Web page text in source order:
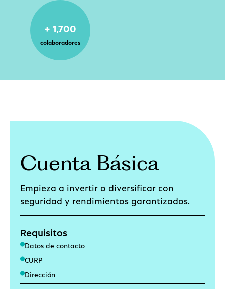
+ 1,700
colaboradores
Cuenta Básica
Empieza a invertir o diversificar con
seguridad y rendimientos garantizados.
Requisitos
Datos de contacto
CURP
Dirección